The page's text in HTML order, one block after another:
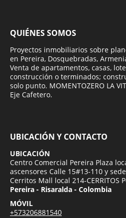
QUIÉNES SOMOS
Proyectos inmobiliarios sobre
en Pereira, Dosquebradas,
Venta de apartamentos, casas,
construcción o terminados;
solo punto. MOMENTOZERO LA
Eje Cafetero.
UBICACIÓN Y CONTACTO
UBICACIÓN
Centro Comercial Pereira Plaza
ascensores Calle 15#13-110 y
Cerritos Mall local 214-CERRITOS
Pereira - Risaralda - Colombia
MÓVIL
+573206881540